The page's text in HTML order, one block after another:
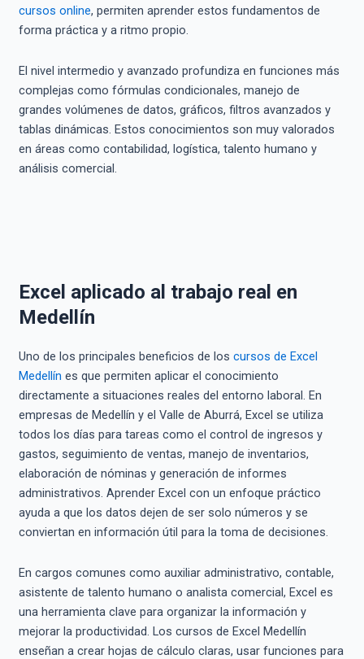
cursos online, permiten aprender estos fundamentos de
forma práctica y a ritmo propio.
El nivel intermedio y avanzado profundiza en funciones más
complejas como fórmulas condicionales, manejo de
grandes volúmenes de datos, gráficos, filtros avanzados y
tablas dinámicas. Estos conocimientos son muy valorados
en áreas como contabilidad, logística, talento humano y
análisis comercial.
Excel aplicado al trabajo real en
Medellín
Uno de los principales beneficios de los cursos de Excel
Medellín es que permiten aplicar el conocimiento
directamente a situaciones reales del entorno laboral. En
empresas de Medellín y el Valle de Aburrá, Excel se utiliza
todos los días para tareas como el control de ingresos y
gastos, seguimiento de ventas, manejo de inventarios,
elaboración de nóminas y generación de informes
administrativos. Aprender Excel con un enfoque práctico
ayuda a que los datos dejen de ser solo números y se
conviertan en información útil para la toma de decisiones.
En cargos comunes como auxiliar administrativo, contable,
asistente de talento humano o analista comercial, Excel es
una herramienta clave para organizar la información y
mejorar la productividad. Los cursos de Excel Medellín
enseñan a crear hojas de cálculo claras, usar funciones para